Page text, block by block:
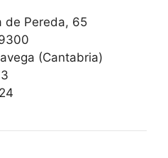
de Pereda, 65
(Cantabria)